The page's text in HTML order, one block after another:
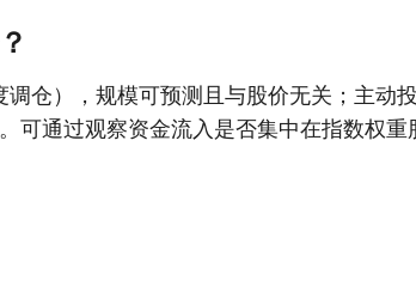
仓），规模可预测且与股价无关；主动投
可通过观察资金流入是否集中在指数权重